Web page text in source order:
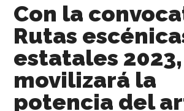
Con la
Rutas
estatales
movilizará la
potencia del